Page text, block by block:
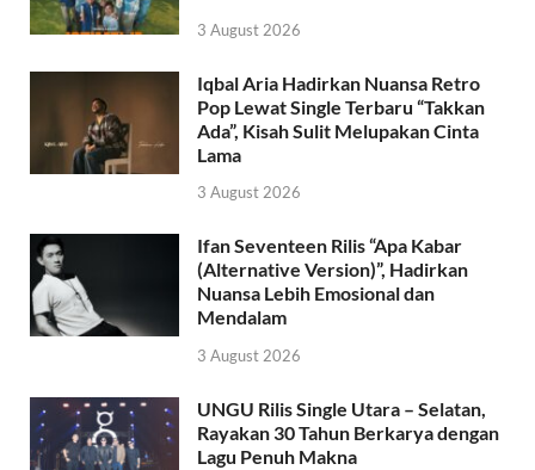
3 August 2026
Iqbal Aria Hadirkan Nuansa Retro
Pop Lewat Single Terbaru “Takkan
Ada”, Kisah Sulit Melupakan Cinta
Lama
3 August 2026
Ifan Seventeen Rilis “Apa Kabar
(Alternative Version)”, Hadirkan
Nuansa Lebih Emosional dan
Mendalam
3 August 2026
UNGU Rilis Single Utara – Selatan,
Rayakan 30 Tahun Berkarya dengan
Lagu Penuh Makna